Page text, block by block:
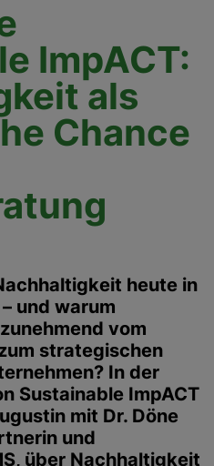
ImpACT:
als
Chance
heute in
und warum
vom
strategischen
In der
Sustainable ImpACT
mit Dr. Döne
und
, über Nachhaltigkeit